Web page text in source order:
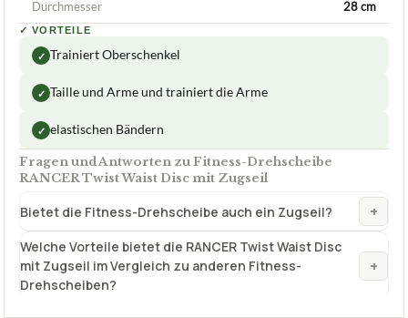
Durchmesser 28 cm
✓ VORTEILE
✓ Trainiert Oberschenkel
✓ Taille und Arme und trainiert die Arme
✓ elastischen Bändern
Fragen und Antworten zu Fitness-Drehscheibe
RANCER Twist Waist Disc mit Zugseil
Bietet die Fitness-Drehscheibe auch ein Zugseil? +
Welche Vorteile bietet die RANCER Twist Waist Disc
mit Zugseil im Vergleich zu anderen Fitness-
Drehscheiben?
+